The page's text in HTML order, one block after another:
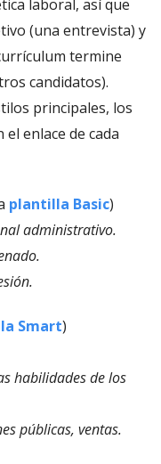
laboral, así que
(una entrevista) y
termine
candidatos).
principales, los
enlace de cada
plantilla Basic)
administrativo.
Smart)
habilidades de los
públicas, ventas.